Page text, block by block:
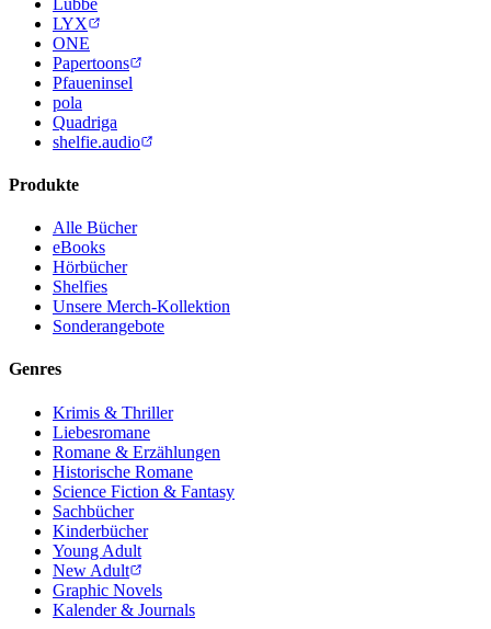
LYX
ONE
Papertoons
Pfaueninsel
pola
Quadriga
shelfie.audio
Produkte
Alle Bücher
eBooks
Hörbücher
Shelfies
Unsere Merch-Kollektion
Sonderangebote
Genres
Krimis & Thriller
Liebesromane
Romane & Erzählungen
Historische Romane
Science Fiction & Fantasy
Sachbücher
Kinderbücher
Young Adult
New Adult
Graphic Novels
Kalender & Journals